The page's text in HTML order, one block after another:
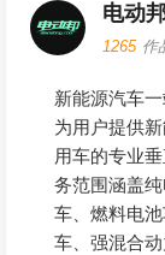
电动
1265 作
新能源汽车
为用户提供
用车的专业
务范围涵盖
车、燃料电
车、强混合